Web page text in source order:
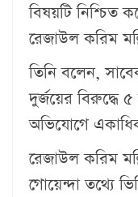
বিষয়টি নিশ্চিত
রেজাউল করিম
তিনি বলেন,
দুর্জয়ের বিরুদ্ধে
অভিযোগে
রেজাউল করিম
গোয়েন্দা তথ্যে